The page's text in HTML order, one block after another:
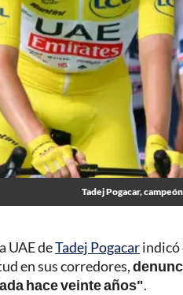
Tadej Pogacar,
UAE deTadej Pogacarindicó
en sus corredores,
hace veinte años".